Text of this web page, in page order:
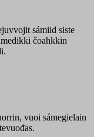
sámiid siste
čoahkkin
vuoi sámegielain